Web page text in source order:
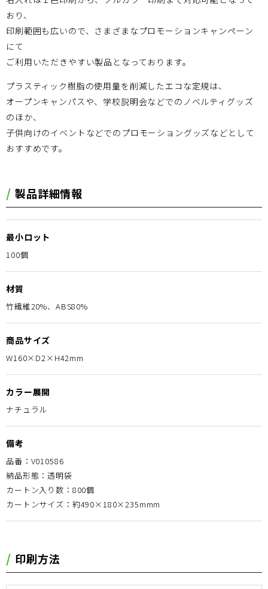
おり、
印刷範囲も広いので、さまざまなプロモーションキャンペーン
にて
ご利用いただきやすい製品となっております。
プラスティック樹脂の使用量を削減したエコな定規は、
オープンキャンパスや、学校説明会などでのノベルティグッズ
のほか、
子供向けのイベントなどでのプロモーショングッズなどとして
おすすめです。
製品詳細情報
最小ロット
100個
材質
竹繊維20%、ABS80%
商品サイズ
W160×D2×H42mm
カラー展開
ナチュラル
備考
品番：V010586
納品形態：透明袋
カートン入り数：800個
カートンサイズ：約490×180×235mmm
印刷方法